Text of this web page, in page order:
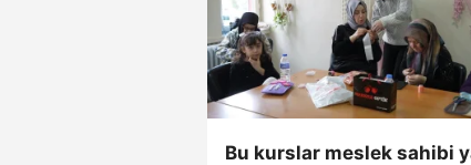
Bu kurslar meslek sahibi